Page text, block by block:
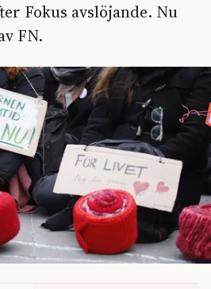
Fokus avslöjande. Nu
FN.